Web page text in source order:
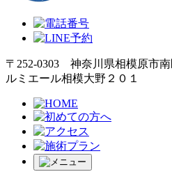
〒252-0303 神奈川県相模原市
ルミエール相模大野２０１